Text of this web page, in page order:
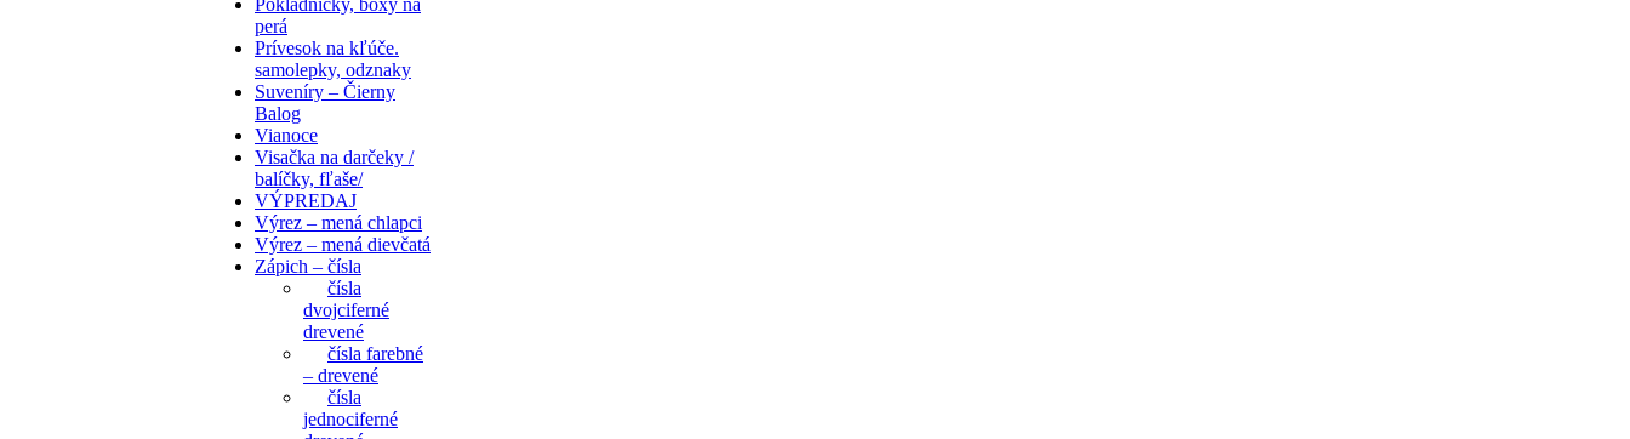
perá
Prívesok na kľúče.
samolepky, odznaky
Suveníry – Čierny
Balog
Vianoce
Visačka na darčeky /
balíčky, fľaše/
VÝPREDAJ
Výrez – mená chlapci
Výrez – mená dievčatá
Zápich – čísla
čísla
dvojciferné
drevené
čísla farebné
– drevené
čísla
jednociferné